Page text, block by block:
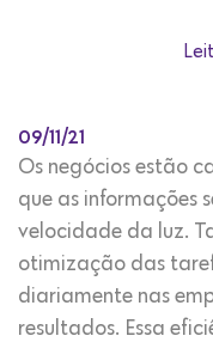
09/11/21
Os negócios estão
que as informações
velocidade da luz.
otimização das
diariamente nas
resultados. Essa